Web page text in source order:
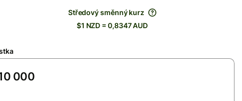
Středový směnný kurz
$1 NZD = 0,8347 AUD